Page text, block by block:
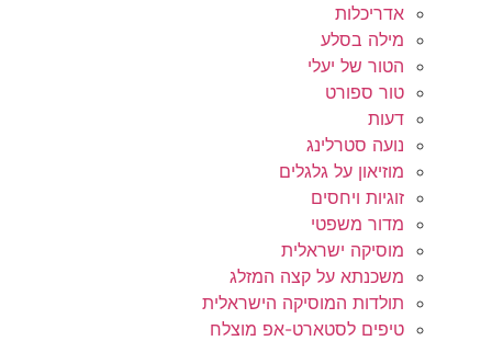
אדריכלות
מילה בסלע
הטור של יעלי
טור ספורט
דעות
נועה סטרלינג
מוזיאון על גלגלים
זוגיות ויחסים
מדור משפטי
מוסיקה ישראלית
משכנתא על קצה המזלג
תולדות המוסיקה הישראלית
טיפים לסטארט-אפ מוצלח